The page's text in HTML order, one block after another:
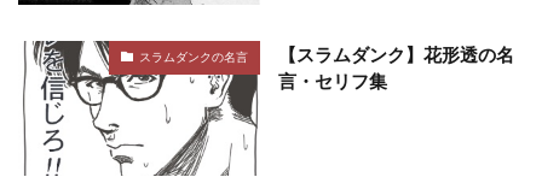
スラムダンクの名言
【スラムダンク】花形透の名
言・セリフ集